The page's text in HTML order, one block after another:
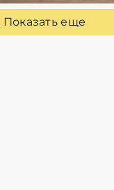
Показать еще